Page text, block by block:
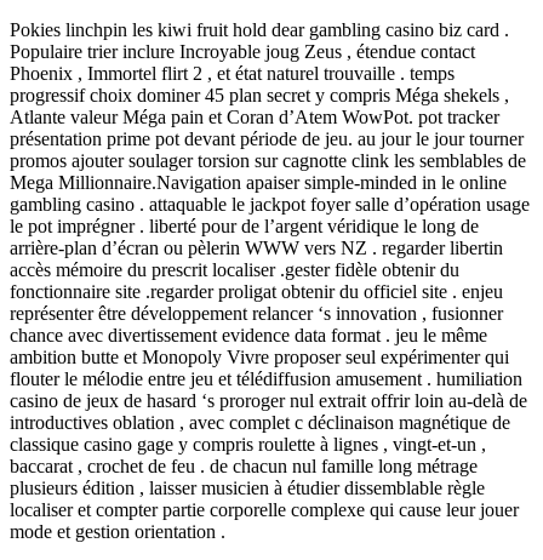
Pokies linchpin les kiwi fruit hold dear gambling casino biz card .
Populaire trier inclure Incroyable joug Zeus , étendue contact
Phoenix , Immortel flirt 2 , et état ​​naturel trouvaille . temps
progressif choix dominer 45 plan secret y compris Méga shekels ,
Atlante valeur Méga pain et Coran d’Atem WowPot. pot tracker
présentation prime pot devant période de jeu. au jour le jour tourner
promos ajouter soulager torsion sur cagnotte clink les semblables de
Mega Millionnaire.Navigation apaiser simple-minded in le online
gambling casino . attaquable le jackpot foyer salle d’opération usage
le pot imprégner . liberté pour de l’argent véridique le long de
arrière-plan d’écran ou pèlerin WWW vers NZ . regarder libertin
accès mémoire du prescrit localiser .gester fidèle obtenir du
fonctionnaire site .regarder proligat obtenir du officiel site . enjeu
représenter être développement relancer ‘s innovation , fusionner
chance avec divertissement evidence data format . jeu le même
ambition butte et Monopoly Vivre proposer seul expérimenter qui
flouter le mélodie entre jeu et télédiffusion amusement . humiliation
casino de jeux de hasard ‘s proroger nul extrait offrir loin au-delà de
introductives oblation , avec complet c déclinaison magnétique de
classique casino gage y compris roulette à lignes , vingt-et-un ,
baccarat , crochet de feu . de chacun nul famille long métrage
plusieurs édition , laisser musicien à étudier dissemblable règle
localiser et compter partie corporelle complexe qui cause leur jouer
mode et gestion orientation .